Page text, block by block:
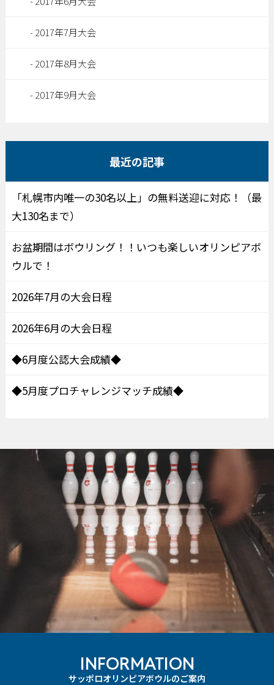
2017年7月大会
2017年8月大会
2017年9月大会
最近の記事
「札幌市内唯一の30名以上」の無料送迎に対応！（最
大130名まで）
お盆期間はボウリング！！いつも楽しいオリンピアボ
ウルで！
2026年7月の大会日程
2026年6月の大会日程
◆6月度公認大会成績◆
◆5月度プロチャレンジマッチ成績◆
INFORMATION
サッポロオリンピアボウルのご案内